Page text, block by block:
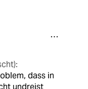
dass in
undreist